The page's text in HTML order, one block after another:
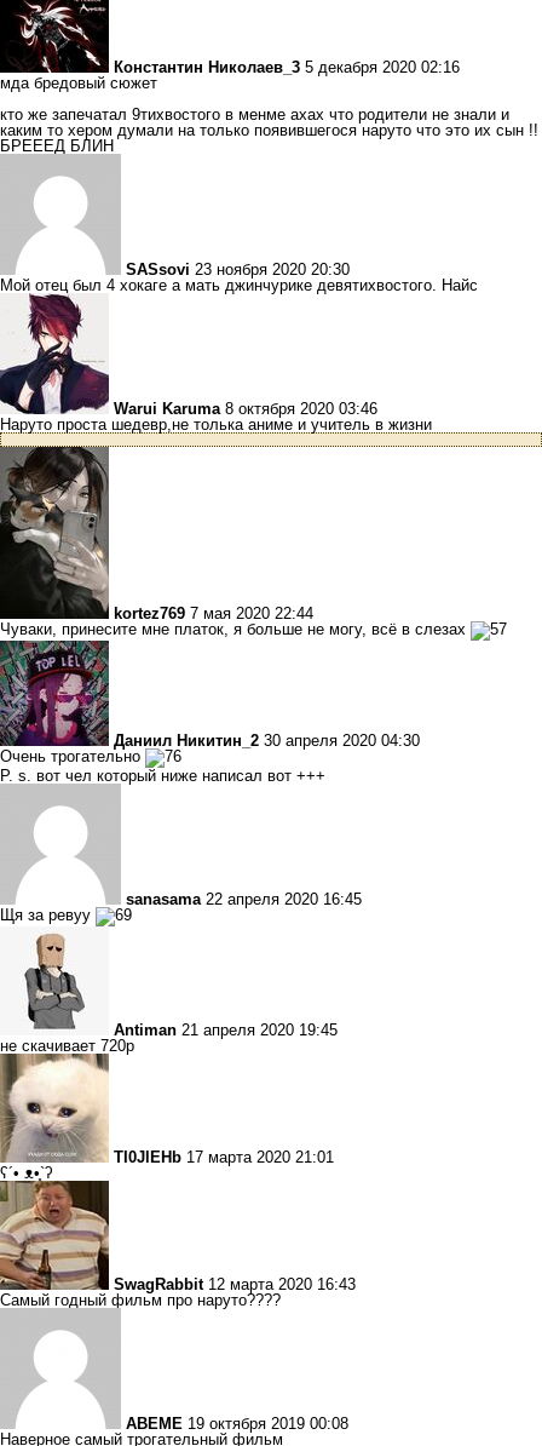
Константин Николаев_3 5 декабря 2020 02:16
мда бредовый сюжет
кто же запечатал 9тихвостого в менме ахах что родители не знали и
каким то хером думали на только появившегося наруто что это их сын !!
БРЕЕЕД БЛИН
SASsovi 23 ноября 2020 20:30
Мой отец был 4 хокаге а мать джинчурике девятихвостого. Найс
Warui Karuma 8 октября 2020 03:46
Наруто проста шедевр,не толька аниме и учитель в жизни
kortez769 7 мая 2020 22:44
Чуваки, принесите мне платок, я больше не могу, всё в слезах
Даниил Никитин_2 30 апреля 2020 04:30
Очень трогательно
P. s. вот чел который ниже написал вот +++
sanasama 22 апреля 2020 16:45
Щя за ревуу
Antiman 21 апреля 2020 19:45
не скачивает 720р
TI0JlEHb 17 марта 2020 21:01
ʕ´• ᴥ•̥`ʔ
SwagRabbit 12 марта 2020 16:43
Самый годный фильм про наруто????
ABEME 19 октября 2019 00:08
Наверное самый трогательный фильм